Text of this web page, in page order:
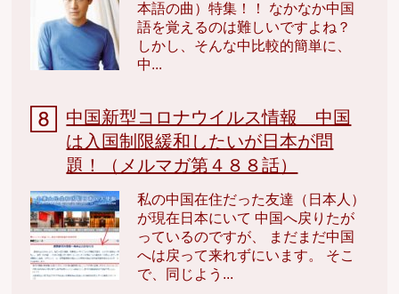
本語の曲）特集！！ なかなか中国
語を覚えるのは難しいですよね？
しかし、そんな中比較的簡単に、
中...
中国新型コロナウイルス情報 中国
は入国制限緩和したいが日本が問
題！（メルマガ第４８８話）
私の中国在住だった友達（日本人）
が現在日本にいて 中国へ戻りたが
っているのですが、 まだまだ中国
へは戻って来れずにいます。 そこ
で、同じよう...